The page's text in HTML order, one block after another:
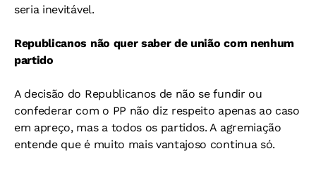
seria inevitável.
Republicanos não quer saber de união com nenhum
partido
A decisão do Republicanos de não se fundir ou
confederar com o PP não diz respeito apenas ao caso
em apreço, mas a todos os partidos. A agremiação
entende que é muito mais vantajoso continua só.